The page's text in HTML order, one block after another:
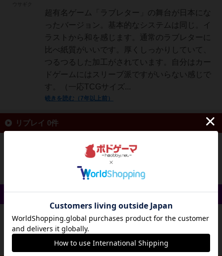
超有名ゲーム「ラブレター」の舞台が日本にな
ったバージョン。基本的なシステムは同じ。イ
ラストから和を感じます。通常のラブレターに
比べ紙質がいいです。厚くしっかりしていて、
つるつるした加工がされています。自分はカー
ドゲームにはスリーブ派ですがいらない感じで
す。（一応TCGサイズ...
続きを読む（7年以上前）
リプレイ 0件
投稿を募集しています
戦略やコツ 0件
投稿を募集しています